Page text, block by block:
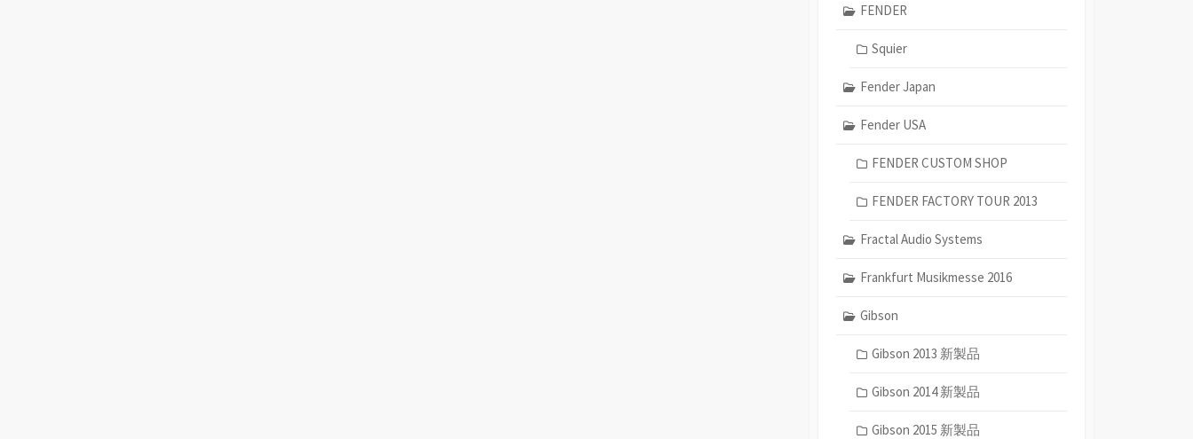
FENDER
Squier
Fender Japan
Fender USA
FENDER CUSTOM SHOP
FENDER FACTORY TOUR 2013
Fractal Audio Systems
Frankfurt Musikmesse 2016
Gibson
Gibson 2013 新製品
Gibson 2014 新製品
Gibson 2015 新製品